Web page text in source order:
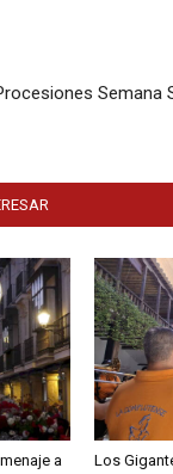
Semana
a
Los